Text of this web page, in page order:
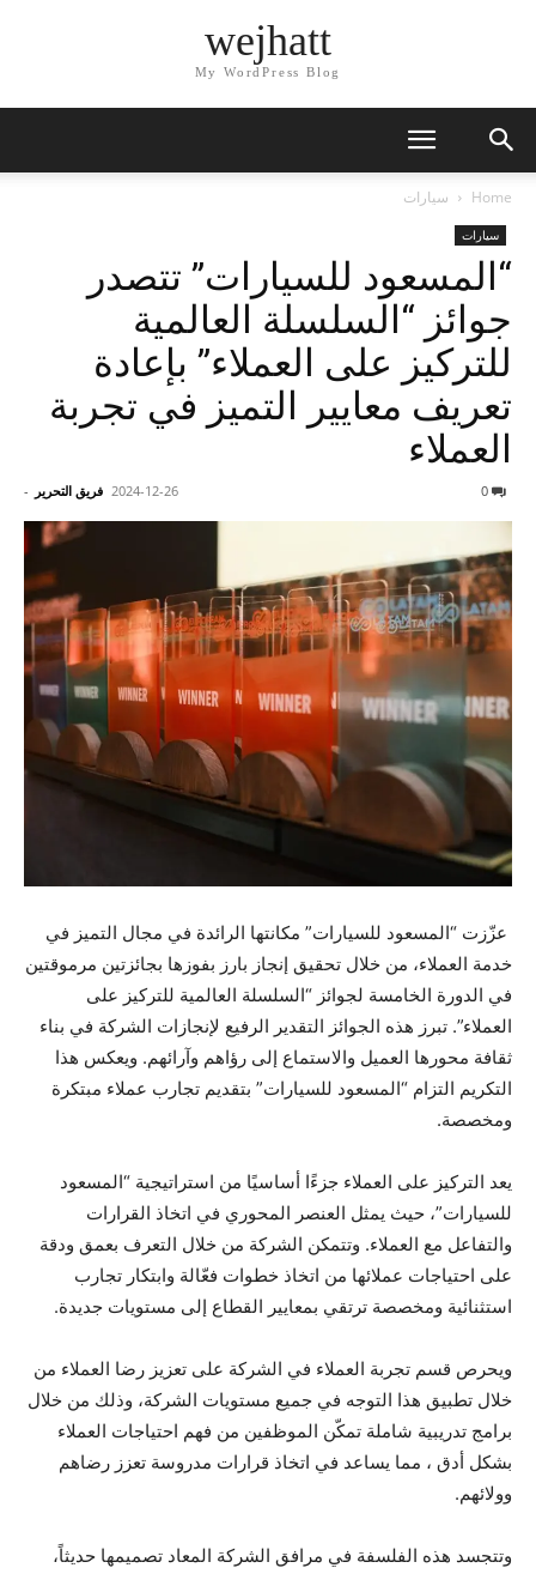
wejhatt
My WordPress Blog
Home سيارات
سيارات
“المسعود للسيارات” تتصدر
جوائز “السلسلة العالمية
للتركيز على العملاء” بإعادة
تعريف معايير التميز في تجربة
العملاء
فريق التحرير - 2024-12-26
عزّزت “المسعود للسيارات” مكانتها الرائدة في مجال التميز في
خدمة العملاء، من خلال تحقيق إنجاز بارز بفوزها بجائزتين مرموقتين
في الدورة الخامسة لجوائز “السلسلة العالمية للتركيز على
العملاء”. تبرز هذه الجوائز التقدير الرفيع لإنجازات الشركة في بناء
ثقافة محورها العميل والاستماع إلى رؤاهم وآرائهم. ويعكس هذا
التكريم التزام “المسعود للسيارات” بتقديم تجارب عملاء مبتكرة
ومخصصة.
يعد التركيز على العملاء جزءًا أساسيًا من استراتيجية “المسعود
للسيارات”، حيث يمثل العنصر المحوري في اتخاذ القرارات
والتفاعل مع العملاء. وتتمكن الشركة من خلال التعرف بعمق ودقة
على احتياجات عملائها من اتخاذ خطوات فعّالة وابتكار تجارب
استثنائية ومخصصة ترتقي بمعايير القطاع إلى مستويات جديدة.
ويحرص قسم تجربة العملاء في الشركة على تعزيز رضا العملاء من
خلال تطبيق هذا التوجه في جميع مستويات الشركة، وذلك من خلال
برامج تدريبية شاملة تمكّن الموظفين من فهم احتياجات العملاء
بشكل أدق ، مما يساعد في اتخاذ قرارات مدروسة تعزز رضاهم
وولائهم.
وتتجسد هذه الفلسفة في مرافق الشركة المعاد تصميمها حديثاً،